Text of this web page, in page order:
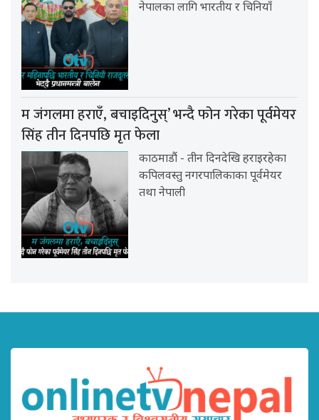
नेपालका लागि भारतीय र चिनियाँ
म जंगलमा हराएँ, बचाइदिनुस्’ भन्दै फोन गरेका पूर्वमेयर
सिंह तीन दिनपछि मृत फेला
काठमाडौं - तीन दिनदेखि हराइरहेका
कपिलवस्तु नगरपालिकाका पूर्वमेयर
तथा नेपाली